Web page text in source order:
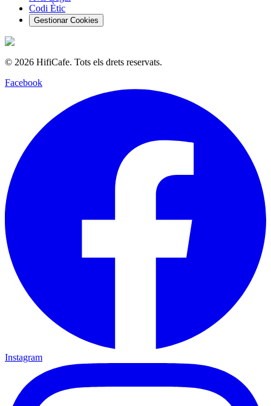
Codi Ètic
Gestionar Cookies
© 2026 HifiCafe. Tots els drets reservats.
Facebook
Instagram